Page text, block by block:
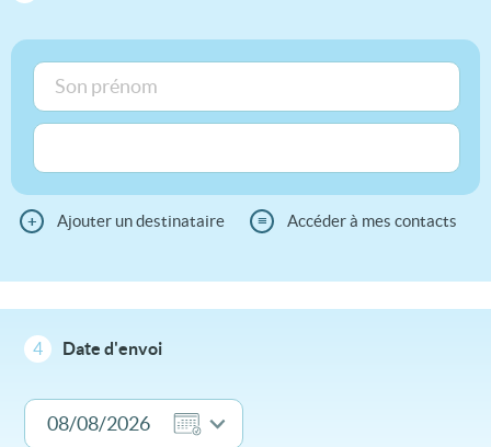
+ Ajouter un destinataire ≡ Accéder à mes contacts
4 Date d'envoi